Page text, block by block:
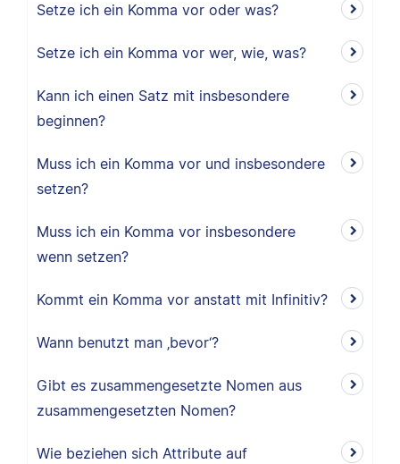
Setze ich ein Komma vor oder was?
Setze ich ein Komma vor wer, wie, was?
Kann ich einen Satz mit insbesondere
beginnen?
Muss ich ein Komma vor und insbesondere
setzen?
Muss ich ein Komma vor insbesondere
wenn setzen?
Kommt ein Komma vor anstatt mit Infinitiv?
Wann benutzt man ‚bevor‘?
Gibt es zusammengesetzte Nomen aus
zusammengesetzten Nomen?
Wie beziehen sich Attribute auf